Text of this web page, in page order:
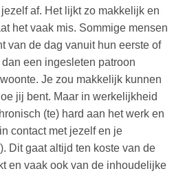
af. Het lijkt zo makkelijk en
het vaak mis. Sommige mensen
van de dag vanuit hun eerste of
een ingesleten patroon
Je zou makkelijk kunnen
jij bent. Maar in werkelijkheid
(te) hard aan het werk en
contact met jezelf en je
Dit gaat altijd ten koste van de
en vaak ook van de inhoudelijke